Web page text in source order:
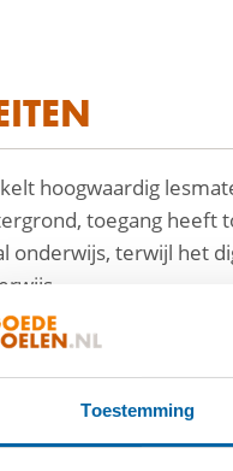
Toestemming
hoogwaardig
toegang heeft
onderwijs, terwijl het